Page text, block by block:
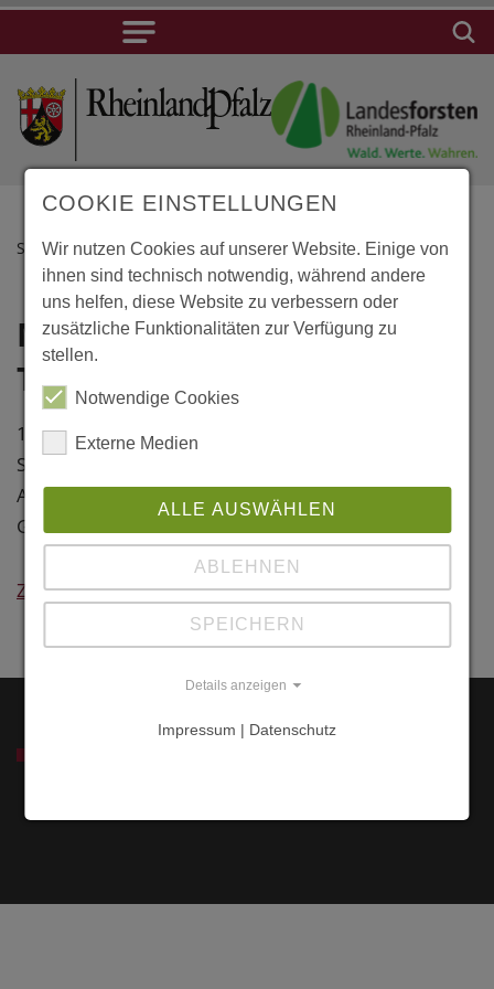
STARTSEITE
Mézières,
Theatre du Jorat
1907/08 erbautes
Sommertheater, geplant von den
Architekten Maillard & Chal, CH-
Geneve
Zurück
Lage
CH-1083
Lavaux-Oron
COOKIE EINSTELLUNGEN
Wir nutzen Cookies auf unserer Website. Einige von
ihnen sind technisch notwendig, während andere
uns helfen, diese Website zu verbessern oder
zusätzliche Funktionalitäten zur Verfügung zu
stellen.
Notwendige Cookies
Externe Medien
ALLE AUSWÄHLEN
ABLEHNEN
SPEICHERN
Details anzeigen
Impressum | Datenschutz